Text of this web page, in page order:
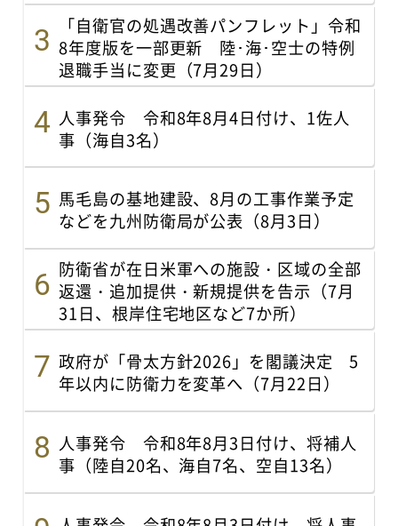
「自衛官の処遇改善パンフレット」令和
8年度版を一部更新 陸･海･空士の特例
退職手当に変更（7月29日）
人事発令 令和8年8月4日付け、1佐人
事（海自3名）
馬毛島の基地建設、8月の工事作業予定
などを九州防衛局が公表（8月3日）
防衛省が在日米軍への施設・区域の全部
返還・追加提供・新規提供を告示（7月
31日、根岸住宅地区など7か所）
政府が「骨太方針2026」を閣議決定 5
年以内に防衛力を変革へ（7月22日）
人事発令 令和8年8月3日付け、将補人
事（陸自20名、海自7名、空自13名）